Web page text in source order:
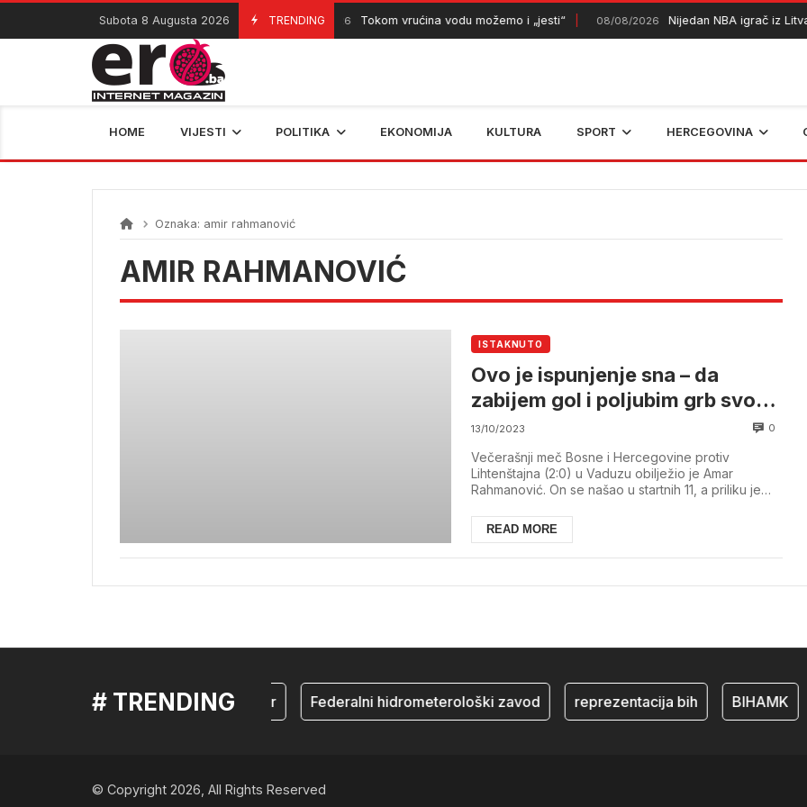
Skip
content
Subota 8 Augusta 2026 TRENDING
08/08/2026 Tokom vrućina vodu možemo i „jesti“ 08/08/2026 Nijedan NBA igrač iz
HOME VIJESTI POLITIKA EKONOMIJA KULTURA SPORT HERCEGOVINA
Oznaka: amir rahmanović
AMIR RAHMANOVIĆ
ISTAKNUTO
Ovo je ispunjenje sna – da
zabijem gol i poljubim grb svoje
reprezentacije
13/10/2023 0
Večerašnji meč Bosne i Hercegovine protiv
Lihtenštajna (2:0) u Vaduzu obilježio je Amar
Rahmanović. On se našao u startnih 11, a priliku je
READ MORE
# TRENDINGmostar Federalni hidrometerološki zavod reprezentacija bih BIHAMK
© Copyright 2026, All Rights Reserved